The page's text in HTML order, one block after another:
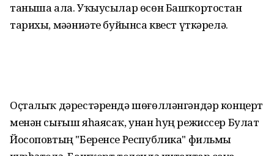
таныша ала. Уҡыусылар өсөн Башҡортостан
тарихы, мәҙәниәте буйынса квест үткәрелә.
Оҫталыҡ дәрестәрендә шөғөлләнгәндәр концерт
менән сығыш яһаясаҡ, унан һуң режиссер Булат
Йосоповтың "Беренсе Республика" фильмы